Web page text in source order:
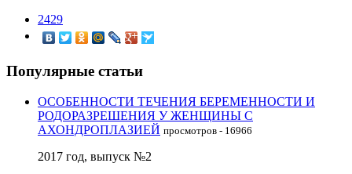
2429
Популярные статьи
ОСОБЕННОСТИ ТЕЧЕНИЯ БЕРЕМЕННОСТИ И
РОДОРАЗРЕШЕНИЯ У ЖЕНЩИНЫ С
АХОНДРОПЛАЗИЕЙ просмотров - 16966
2017 год, выпуск №2